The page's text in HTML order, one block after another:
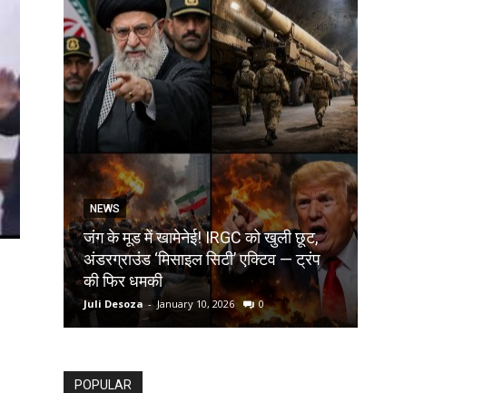
NEWS
जंग के मूड में खामेनेई! IRGC को खुली छूट,
अंडरग्राउंड ‘मिसाइल सिटी’ एक्टिव — ट्रंप
की फिर धमकी
Juli Desoza - January 10, 2026 0
POPULAR